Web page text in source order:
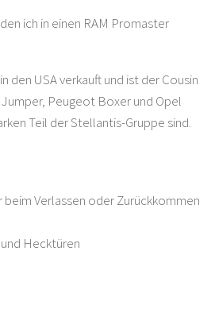
ich in einen RAM Promaster
den USA verkauft und ist der Cousin
Peugeot Boxer und Opel
Teil der Stellantis-Gruppe sind.
Verlassen oder Zurückkommen
Hecktüren